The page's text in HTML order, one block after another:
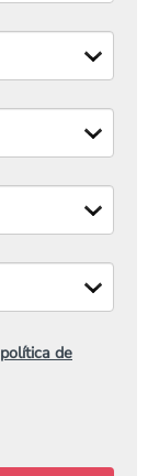
política de